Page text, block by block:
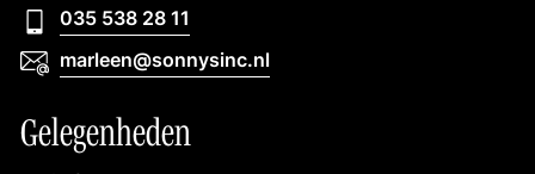
035 538 28 11
035 538 28 11
marleen@sonnysinc.nl
Gelegenheden